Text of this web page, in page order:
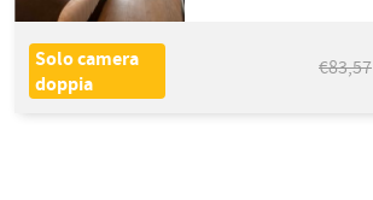
Solo camera
doppia
€83,57